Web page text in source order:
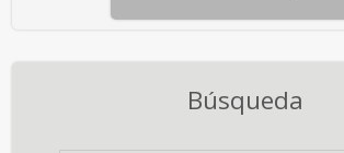
Búsqueda